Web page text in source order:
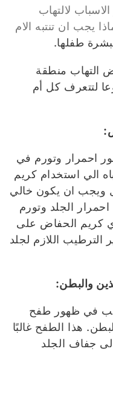
الاسباب لالتهاب
يجب ان تنتبه الام
طفلها.
التهاب منطقة
لتتعرف كل أم
:
احمرار وتورم في
الي استخدام كريم
ويجب ان يكون خالي
الجلد وتورم
كريم الحفاض على
الترطيب اللازم لجلد
والبطن:
في ظهور طفح
هذا الطفح غالبًا
جفاف الجلد